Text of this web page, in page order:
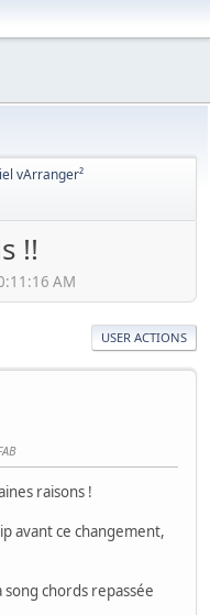
vArranger²
!!
AM
USER ACTIONS
raisons !
avant ce changement,
chords repassée